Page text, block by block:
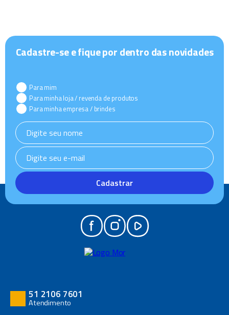
Cadastre-se e fique por dentro das novidades
Para mim
Para minha loja / revenda de produtos
Para minha empresa / brindes
Cadastrar
51 2106 7601
Atendimento